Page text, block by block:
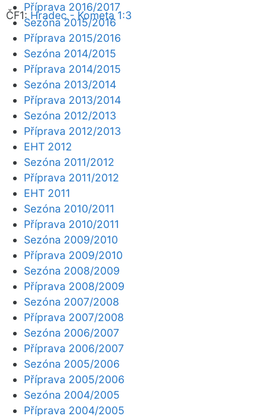
ČF1: Hradec - Kometa 1:3
Příprava 2016/2017
Sezóna 2015/2016
Příprava 2015/2016
Sezóna 2014/2015
Příprava 2014/2015
Sezóna 2013/2014
Příprava 2013/2014
Sezóna 2012/2013
Příprava 2012/2013
EHT 2012
Sezóna 2011/2012
Příprava 2011/2012
EHT 2011
Sezóna 2010/2011
Příprava 2010/2011
Sezóna 2009/2010
Příprava 2009/2010
Sezóna 2008/2009
Příprava 2008/2009
Sezóna 2007/2008
Příprava 2007/2008
Sezóna 2006/2007
Příprava 2006/2007
Sezóna 2005/2006
Příprava 2005/2006
Sezóna 2004/2005
Příprava 2004/2005